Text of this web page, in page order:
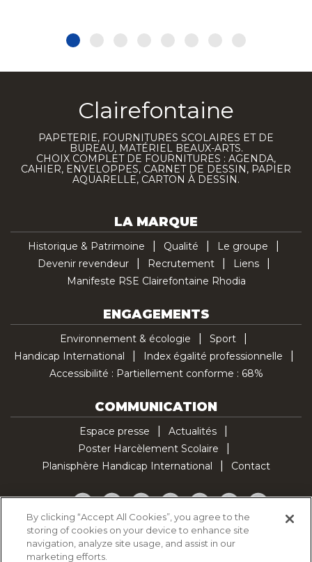
Clairefontaine
PAPETERIE, FOURNITURES SCOLAIRES ET DE
BUREAU, MATÉRIEL BEAUX-ARTS.
CHOIX COMPLET DE FOURNITURES : AGENDA,
CAHIER, ENVELOPPES, CARNET DE DESSIN, PAPIER
AQUARELLE, CARTON À DESSIN.
LA MARQUE
Historique & Patrimoine Qualité
Le groupe
Devenir revendeur
Recrutement
Liens
Manifeste RSE Clairefontaine Rhodia
ENGAGEMENTS
Environnement & écologie
Sport
Handicap International
Index égalité professionnelle
Accessibilité : Partiellement conforme : 68%
COMMUNICATION
Espace presse
Actualités
Poster Harcèlement Scolaire
Planisphère Handicap International
Contact
Facebook
TwitterYouTubePinterestInstagramLinkedInTikTok
Politique d'utilisation des cookies
Politique de confidentialité
By clicking “Accept All Cookies”, you agree to the
storing of cookies on your device to enhance site
navigation, analyze site usage, and assist in our
marketing efforts.